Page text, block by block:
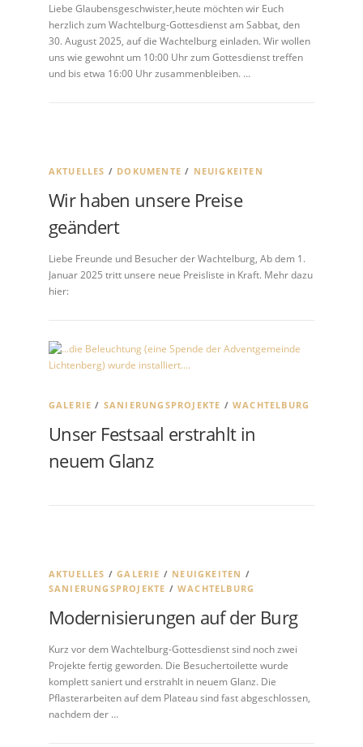
Liebe Glaubensgeschwister,heute möchten wir Euch
herzlich zum Wachtelburg-Gottesdienst am Sabbat, den
30. August 2025, auf die Wachtelburg einladen. Wir wollen
uns wie gewohnt um 10:00 Uhr zum Gottesdienst treffen
und bis etwa 16:00 Uhr zusammenbleiben. …
AKTUELLES / DOKUMENTE / NEUIGKEITEN
Wir haben unsere Preise
geändert
Liebe Freunde und Besucher der Wachtelburg, Ab dem 1.
Januar 2025 tritt unsere neue Preisliste in Kraft. Mehr dazu
hier:
GALERIE / SANIERUNGSPROJEKTE /WACHTELBURG
Unser Festsaal erstrahlt in
neuem Glanz
AKTUELLES /GALERIE / NEUIGKEITEN /
SANIERUNGSPROJEKTE /WACHTELBURG
Modernisierungen auf der Burg
Kurz vor dem Wachtelburg-Gottesdienst sind noch zwei
Projekte fertig geworden. Die Besuchertoilette wurde
komplett saniert und erstrahlt in neuem Glanz. Die
Pflasterarbeiten auf dem Plateau sind fast abgeschlossen,
nachdem der …